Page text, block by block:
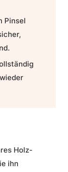
Pinsel
Holz-
ihn